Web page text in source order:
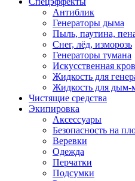
Антиблик
Генераторы дыма
Пыль, паутина,
Снег, лёд, изморозь
Генераторы тумана
Искусственная
Жидкость для
Жидкость для
Чистящие средства
Экипировка
Аксессуары
Безопасность на
Веревки
Одежда
Перчатки
Подсумки